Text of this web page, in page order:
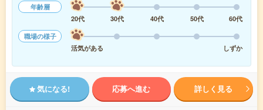
年齢層
20代
30代 40代 50代
60代
職場の様子
活気がある
しずか
気になる! 応募へ進む 詳しく見る